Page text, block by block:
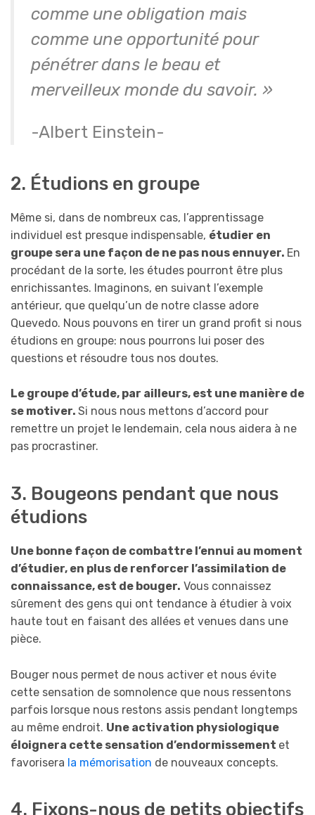
comme une obligation mais
comme une opportunité pour
pénétrer dans le beau et
merveilleux monde du savoir. »
-Albert Einstein-
2. Étudions en groupe
Même si, dans de nombreux cas, l’apprentissage
individuel est presque indispensable, étudier en
groupe sera une façon de ne pas nous ennuyer. En
procédant de la sorte, les études pourront être plus
enrichissantes. Imaginons, en suivant l’exemple
antérieur, que quelqu’un de notre classe adore
Quevedo. Nous pouvons en tirer un grand profit si nous
étudions en groupe: nous pourrons lui poser des
questions et résoudre tous nos doutes.
Le groupe d’étude, par ailleurs, est une manière de
se motiver. Si nous nous mettons d’accord pour
remettre un projet le lendemain, cela nous aidera à ne
pas procrastiner.
3. Bougeons pendant que nous
étudions
Une bonne façon de combattre l’ennui au moment
d’étudier, en plus de renforcer l’assimilation de
connaissance, est de bouger. Vous connaissez
sûrement des gens qui ont tendance à étudier à voix
haute tout en faisant des allées et venues dans une
pièce.
Bouger nous permet de nous activer et nous évite
cette sensation de somnolence que nous ressentons
parfois lorsque nous restons assis pendant longtemps
au même endroit. Une activation physiologique
éloignera cette sensation d’endormissement et
favorisera la mémorisation de nouveaux concepts.
4. Fixons-nous de petits objectifs